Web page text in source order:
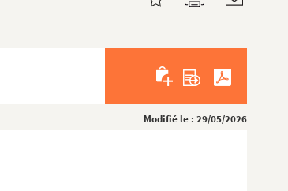
Modifié le : 29/05/2026